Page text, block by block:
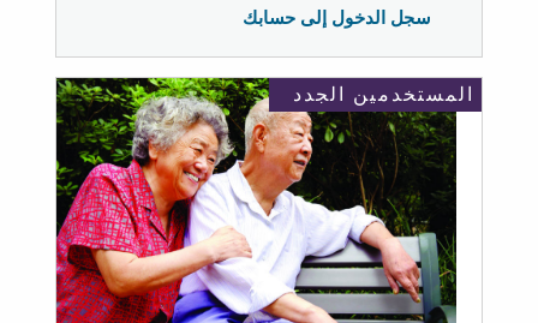
سجل الدخول إلى حسابك
المستخدمين الجدد